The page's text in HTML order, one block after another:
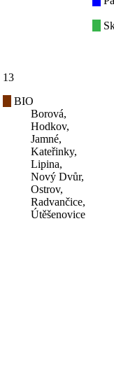
13
BIO
Borová,
Hodkov,
Jamné,
Kateřinky,
Lipina,
Nový Dvůr,
Ostrov,
Radvančice,
Útěšenovice